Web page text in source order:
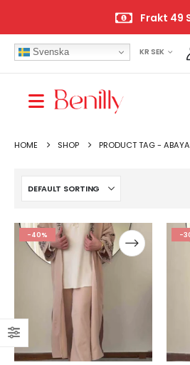
Frakt 49
Svenska KR SEK
HOME SHOP PRODUCT TAG -
-40% -